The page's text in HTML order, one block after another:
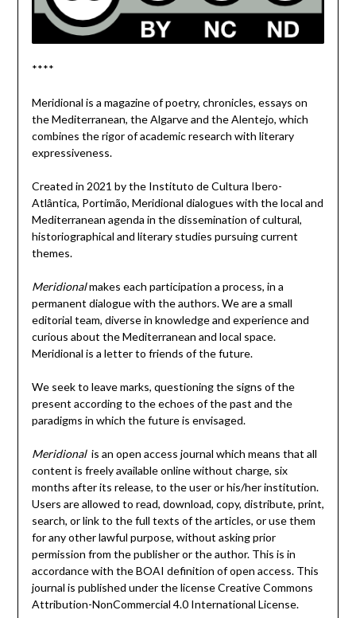
****
Meridional is a magazine of poetry, chronicles, essays on
the Mediterranean, the Algarve and the Alentejo, which
combines the rigor of academic research with literary
expressiveness.
Created in 2021 by the Instituto de Cultura Ibero-
Atlântica, Portimão, Meridional dialogues with the local and
Mediterranean agenda in the dissemination of cultural,
historiographical and literary studies pursuing current
themes.
Meridionalmakes each participation a process, in a
permanent dialogue with the authors. We are a small
editorial team, diverse in knowledge and experience and
curious about the Mediterranean and local space.
Meridional is a letter to friends of the future.
We seek to leave marks, questioning the signs of the
present according to the echoes of the past and the
paradigms in which the future is envisaged.
Meridional is an open access journal which means that all
content is freely available online without charge, six
months after its release, to the user or his/her institution.
Users are allowed to read, download, copy, distribute, print,
search, or link to the full texts of the articles, or use them
for any other lawful purpose, without asking prior
permission from the publisher or the author. This is in
accordance with the BOAI definition of open access. This
journal is published under the license Creative Commons
Attribution-NonCommercial 4.0 International License.